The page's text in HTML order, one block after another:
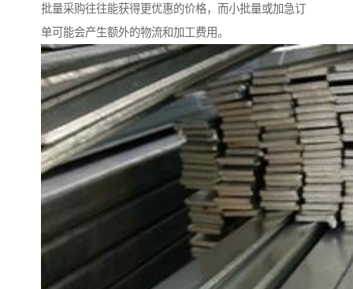
批量采购往往能获得更优惠的价格，而小批量或加急订
单可能会产生额外的物流和加工费用。